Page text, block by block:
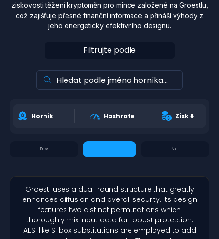
ziskovosti těžení kryptoměn pro mince založené na Groestlu,
což zajišťuje přesné finanční informace a přináší výhody z
jeho energeticky efektivního designu.
Filtrujte podle
Horník Hashrate Zisk⬇️
1
Groestl uses a dual-round structure that greatly
enhances diffusion and overall security. Its design
features two distinct permutations which
thoroughly mix input data for robust protection.
AES-like S-box substitutions are employed to add